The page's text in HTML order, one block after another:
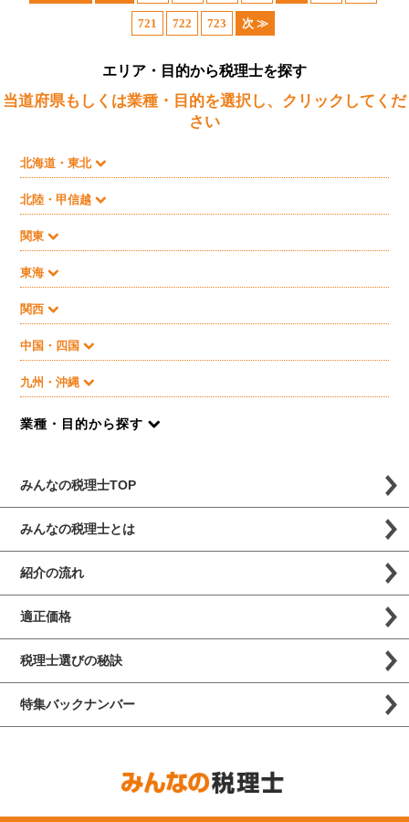
721 722 723 次 ≫
エリア・目的から税理士を探す
当道府県もしくは業種・目的を選択し、クリックしてくだ
さい
北海道・東北
北陸・甲信越
関東
東海
関西
中国・四国
九州・沖縄
業種・目的から探す
みんなの税理士TOP
みんなの税理士とは
紹介の流れ
適正価格
税理士選びの秘訣
特集バックナンバー